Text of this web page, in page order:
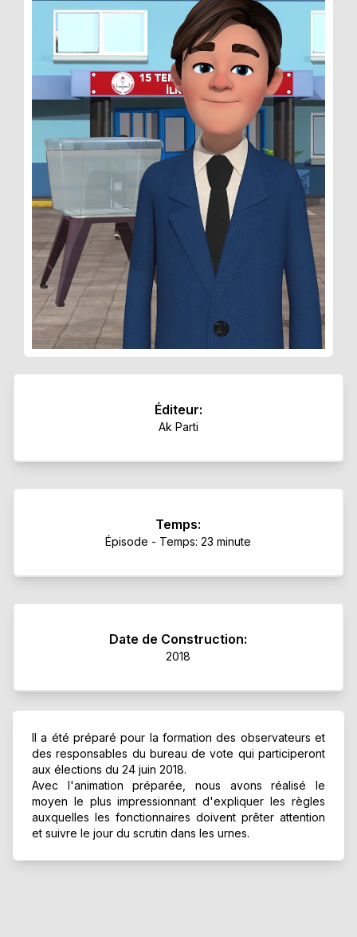
Éditeur:
Ak Parti
Temps:
Épisode - Temps: 23 minute
Date de Construction:
2018
Il a été préparé pour la formation des observateurs et
des responsables du bureau de vote qui participeront
aux élections du 24 juin 2018.
Avec l'animation préparée, nous avons réalisé le
moyen le plus impressionnant d'expliquer les règles
auxquelles les fonctionnaires doivent prêter attention
et suivre le jour du scrutin dans les urnes.